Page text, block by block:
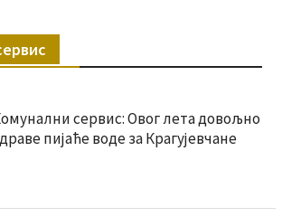
сервис: Овог лета довољно
пијаће воде за Крагујевчане